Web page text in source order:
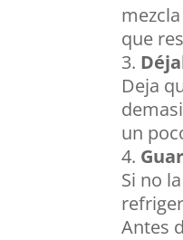
que
Deja
un
Si no
Antes